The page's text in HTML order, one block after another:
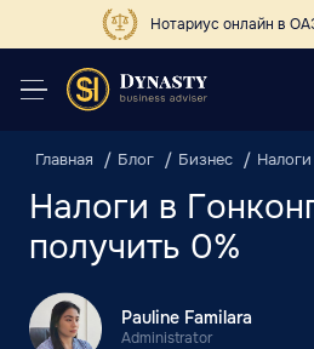
Нотариус онлайн в
Главная Блог Бизнес Налоги
Налоги в
получить 0%
Pauline Familara
Administrator